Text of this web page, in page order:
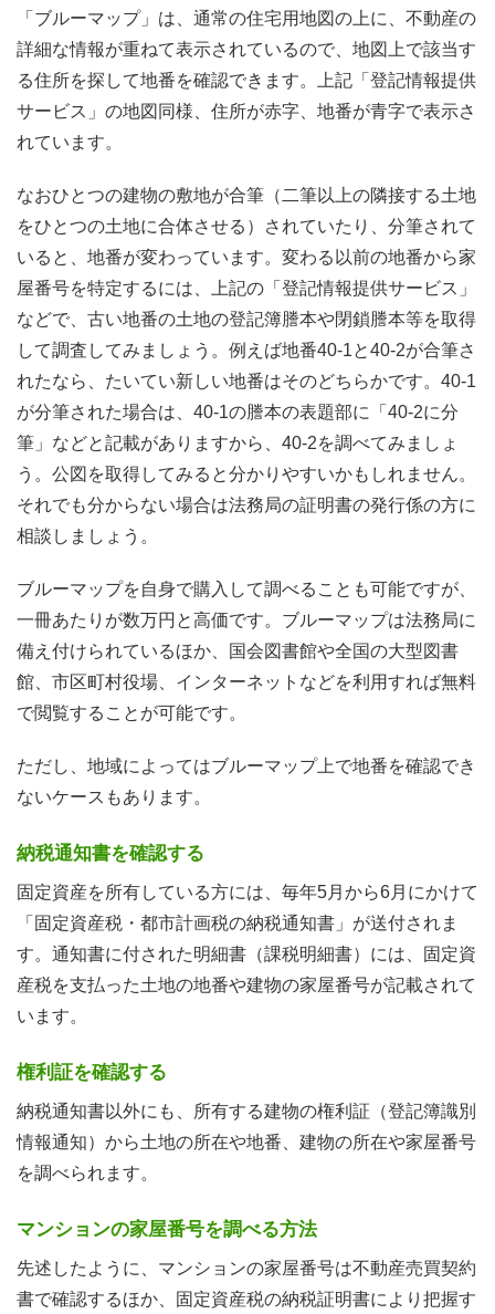
「ブルーマップ」は、通常の住宅用地図の上に、不動産の
詳細な情報が重ねて表示されているので、地図上で該当す
る住所を探して地番を確認できます。上記「登記情報提供
サービス」の地図同様、住所が赤字、地番が青字で表示さ
れています。
なおひとつの建物の敷地が合筆（二筆以上の隣接する土地
をひとつの土地に合体させる）されていたり、分筆されて
いると、地番が変わっています。変わる以前の地番から家
屋番号を特定するには、上記の「登記情報提供サービス」
などで、古い地番の土地の登記簿謄本や閉鎖謄本等を取得
して調査してみましょう。例えば地番40-1と40-2が合筆さ
れたなら、たいてい新しい地番はそのどちらかです。40-1
が分筆された場合は、40-1の謄本の表題部に「40-2に分
筆」などと記載がありますから、40-2を調べてみましょ
う。公図を取得してみると分かりやすいかもしれません。
それでも分からない場合は法務局の証明書の発行係の方に
相談しましょう。
ブルーマップを自身で購入して調べることも可能ですが、
一冊あたりが数万円と高価です。ブルーマップは法務局に
備え付けられているほか、国会図書館や全国の大型図書
館、市区町村役場、インターネットなどを利用すれば無料
で閲覧することが可能です。
ただし、地域によってはブルーマップ上で地番を確認でき
ないケースもあります。
納税通知書を確認する
固定資産を所有している方には、毎年5月から6月にかけて
「固定資産税・都市計画税の納税通知書」が送付されま
す。通知書に付された明細書（課税明細書）には、固定資
産税を支払った土地の地番や建物の家屋番号が記載されて
います。
権利証を確認する
納税通知書以外にも、所有する建物の権利証（登記簿識別
情報通知）から土地の所在や地番、建物の所在や家屋番号
を調べられます。
マンションの家屋番号を調べる方法
先述したように、マンションの家屋番号は不動産売買契約
書で確認するほか、固定資産税の納税証明書により把握す